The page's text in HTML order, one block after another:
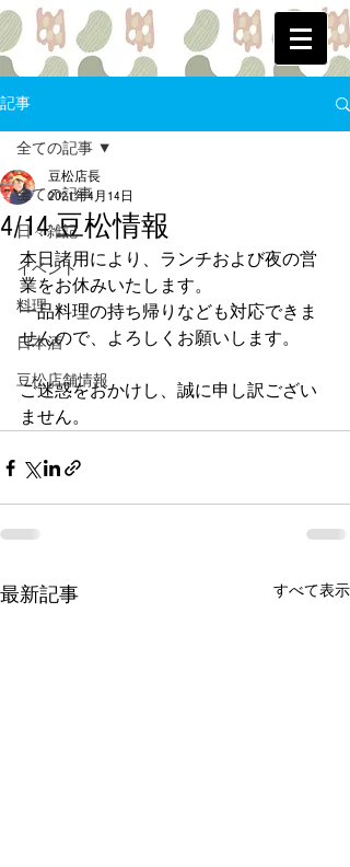
記事
全ての記事
日々雑記
イベント
料理
日本酒
豆松店舗情報
全ての記事
4/14 豆松情報
豆松店長
2021年4月14日
本日諸用により、ランチおよび夜の営
業をお休みいたします。
一品料理の持ち帰りなども対応できま
せんので、よろしくお願いします。
ご迷惑をおかけし、誠に申し訳ござい
ません。
最新記事 すべて表示